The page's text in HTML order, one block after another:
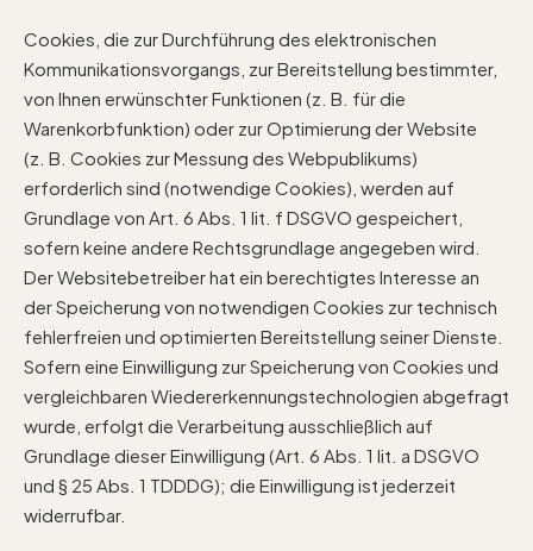
Cookies, die zur Durchführung des elektronischen
Kommunikationsvorgangs, zur Bereitstellung bestimmter,
von Ihnen erwünschter Funktionen (z. B. für die
Warenkorbfunktion) oder zur Optimierung der Website
(z. B. Cookies zur Messung des Webpublikums)
erforderlich sind (notwendige Cookies), werden auf
Grundlage von Art. 6 Abs. 1 lit. f DSGVO gespeichert,
sofern keine andere Rechtsgrundlage angegeben wird.
Der Websitebetreiber hat ein berechtigtes Interesse an
der Speicherung von notwendigen Cookies zur technisch
fehlerfreien und optimierten Bereitstellung seiner Dienste.
Sofern eine Einwilligung zur Speicherung von Cookies und
vergleichbaren Wiedererkennungstechnologien abgefragt
wurde, erfolgt die Verarbeitung ausschließlich auf
Grundlage dieser Einwilligung (Art. 6 Abs. 1 lit. a DSGVO
und § 25 Abs. 1 TDDDG); die Einwilligung ist jederzeit
widerrufbar.